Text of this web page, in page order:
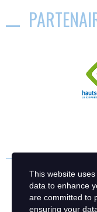
This website
data to enhance
are committed to
ensuring your